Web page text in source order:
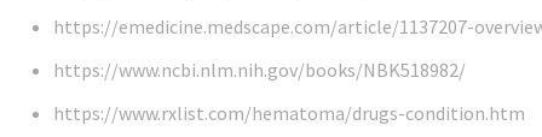
https://emedicine.medscape.com/article/1137207-
https://www.ncbi.nlm.nih.gov/books/NBK518982/
https://www.rxlist.com/hematoma/drugs-condition.htm